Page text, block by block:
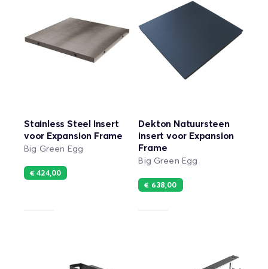
Stainless Steel Insert
voor Expansion Frame
Big Green Egg
€ 424,00
Dekton Natuursteen
insert voor Expansion
Frame
Big Green Egg
€ 638,00